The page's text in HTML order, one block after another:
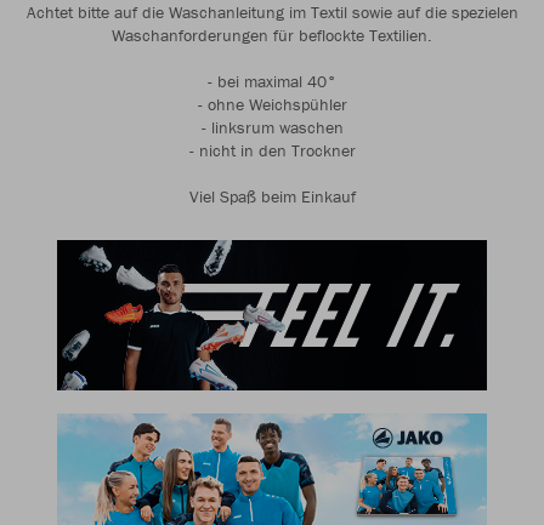
Achtet bitte auf die Waschanleitung im Textil sowie auf die spezielen
Waschanforderungen für beflockte Textilien.
- bei maximal 40°
- ohne Weichspühler
- linksrum waschen
- nicht in den Trockner
Viel Spaß beim Einkauf